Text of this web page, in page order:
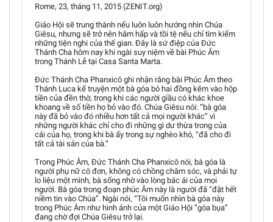
Rome, 23, tháng 11, 2015 (ZENIT.org)
Giáo Hội sẽ trung thành nếu luôn luôn hướng nhìn Chúa
Giêsu, nhưng sẽ trở nên hâm hấp và tồi tệ nếu chỉ tìm kiếm
những tiện nghi của thế gian. Đây là sứ điệp của Đức
Thánh Cha hôm nay khi ngài suy niệm về bài Phúc Âm
trong Thánh Lễ tại Casa Santa Marta.
Đức Thánh Cha Phanxicô ghi nhận rằng bài Phúc Âm theo
Thánh Luca kể truyện một bà góa bỏ hai đồng kẽm vào hộp
tiền của đền thờ, trong khi các người giầu có khác khoe
khoang về số tiền họ bỏ vào đó. Chúa Giêsu nói: “bà góa
này đã bỏ vào đó nhiều hơn tất cả mọi người khác” vì
những người khác chỉ cho đi những gì dư thừa trong của
cải của họ, trong khi bà ấy trong sự nghèo khó, “đã cho đi
tất cả tài sản của bà.”
Trong Phúc Âm, Đức Thánh Cha Phanxicô nói, bà góa là
người phụ nữ cô đơn, không có chồng chăm sóc, và phải tự
lo liệu một mình, bà sống nhờ vào lòng bác ái của mọi
người. Bà góa trong đoạn phúc Âm này là người đã “đặt hết
niềm tin vào Chúa”. Ngài nói, “Tôi muốn nhìn bà góa này
trong Phúc Âm như hình ảnh của một Giáo Hội “góa bụa”
đang chờ đợi Chúa Giêsu trở lại.